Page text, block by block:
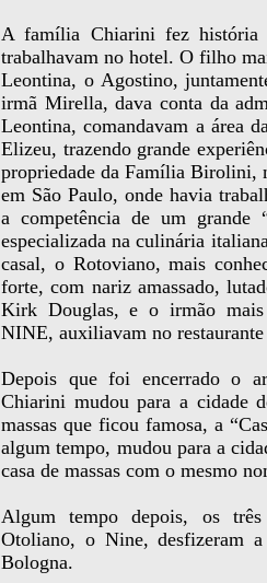
A família Chiarini fez história
trabalhavam no hotel. O filho
Leontina, o Agostino,
irmã Mirella, dava conta da
Leontina, comandavam a área
Elizeu, trazendo grande
propriedade da Família Birolini,
em São Paulo, onde havia
a competência de um grande
especializada na culinária
casal, o Rotoviano, mais
forte, com nariz amassado,
Kirk Douglas, e o irmão
NINE, auxiliavam no
Depois que foi encerrado o
Chiarini mudou para a cidade
massas que ficou famosa, a
algum tempo, mudou para a
casa de massas com o mesmo
Algum tempo depois, os
Otoliano, o Nine, desfizeram a
Bologna.